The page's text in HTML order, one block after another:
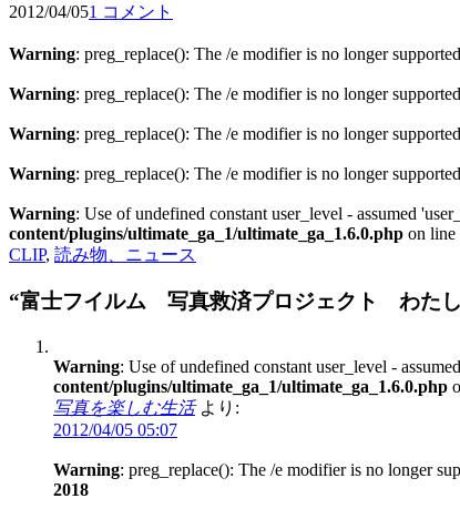
2012/04/051 コメント
Warning: preg_replace(): The /e modifier is no longer
Warning: preg_replace(): The /e modifier is no longer
Warning: preg_replace(): The /e modifier is no longer
Warning: preg_replace(): The /e modifier is no longer
Warning: Use of undefined constant user_level - assumed
content/plugins/ultimate_ga_1/ultimate_ga_1.6.0.php on line
CLIP, 読み物、ニュース
“富士フイルム 写真救済プロジェクト わたし
Warning: Use of undefined constant user_level -
content/plugins/ultimate_ga_1/ultimate_ga_1.6.0.php
写真を楽しむ生活 より:
2012/04/05 05:07
Warning: preg_replace(): The /e modifier is no longer
2018